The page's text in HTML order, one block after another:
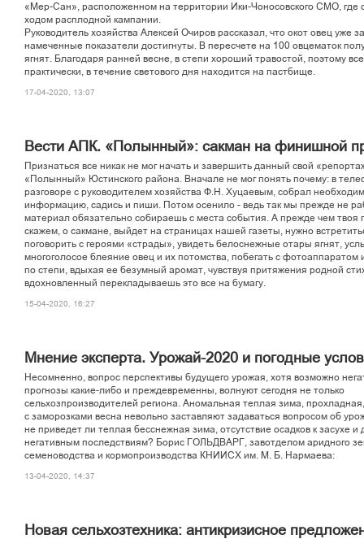
«Мер-Сан», расположенном на территории Ики-Чоносовского СМО, где
ходом расплодной кампании.
Руководитель хозяйства Алексей Очиров рассказал, что окот овец уже
намеченные показатели достигнуты. В пересчете на 100 овцематок
ягнят. Благодаря ранней весне, в степи хороший травостой, поэтому
практически, в течение светового дня находится на пастбище.
17-04-2020, 13:07
Вести АПК. «Полынный»: сакман на финишной
Признаться все никак не мог начать и завершить данный свой
«Полынный» Юстинского района. Вначале не мог понять почему: в
разговоре с руководителем хозяйства Ф.Н. Хуцаевым, собрал
информацию, садись и пиши. Потом осенило - ведь так мы прежде не
материал обязательно собираешь с места события. А прежде чем твоя
скажем, о сакмане, выйдет на страницах нашей газеты, нужно
поговорить с героями «страды», увидеть белоснежные отары ягнят,
многоголосое блеяние овец и их потомства, побегать с
по степи, вдыхая ее безумный аромат, чувствуя притяжения родной
вдохновленный перекладываешь это все на бумагу.
15-04-2020, 16:27
Мнение эксперта. Урожай-2020 и погодные
Несомненно, вопрос перспективы будущего урожая, хотя возможно
прогнозы какие-либо и преждевременны, волнуют сегодня не только
сельхозпроизводителей региона. Аномальная теплая зима,
с заморозками весна невольно заставляют задаваться вопросом об
не приведет ли теплая бесснежная зима, отсутствие осадков к засухе и
негативным последствиям? Борис ГОЛЬДВАРГ, завотделом аридного
семеноводства и кормопроизводства КНИИСХ им. М. Б. Нармаева:
13-04-2020, 14:37
Новая сельхозтехника: антикризисное